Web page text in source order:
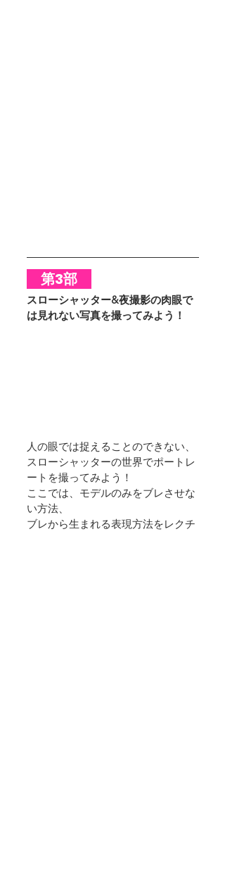
第3部
スローシャッター&夜撮影の肉眼で
は見れない写真を撮ってみよう！
人の眼では捉えることのできない、
スローシャッターの世界でポートレ
ートを撮ってみよう！
ここでは、モデルのみをブレさせな
い方法、
ブレから生まれる表現方法をレクチ